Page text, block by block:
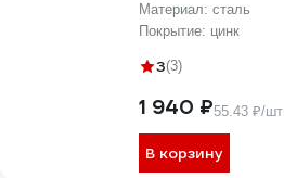
Материал: сталь
Покрытие: цинк
3(3)
1 940 ₽55.43 ₽/шт
В корзину